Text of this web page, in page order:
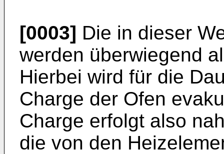
[0003] Die in dieser
werden überwiegend
Hierbei wird für die
Charge der Ofen
Charge erfolgt also
die von den